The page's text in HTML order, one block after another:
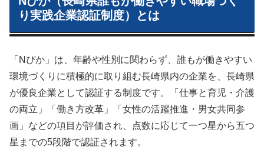
り実践企業認証制度）とは
「Nぴか」は、年齢や性別に関わらず、誰もが働きやすい
環境づくりに積極的に取り組む長崎県内の企業を、長崎県
が優良企業として認証する制度です。「仕事と育児・介護
の両立」「働き方改革」「女性の活躍推進・男女共同参
画」などの項目が評価され、点数に応じて一つ星から五つ
星までの5段階で認証されます。